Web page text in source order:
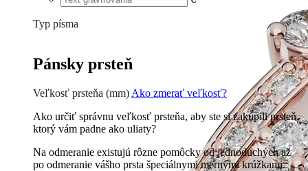
Typ písma
Pánsky prsteň
Veľkosť prsteňa (mm) Ako zmerať veľkosť?
Ako určiť správnu veľkosť prsteňa, aby ste si zakúpili prsteň,
ktorý vám padne ako uliaty?
Na odmeranie existujú rôzne pomôcky od jednoduchých až
po odmeranie vášho prsta špeciálnymi mernými krúžkami.